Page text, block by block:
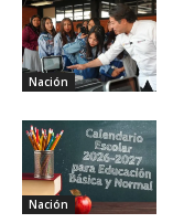
Nación
Nación